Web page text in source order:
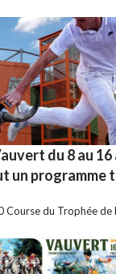
du 8 au
un programme
Course du Trophée de